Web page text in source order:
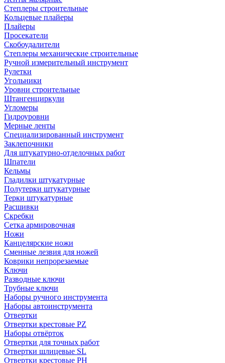
Степлеры строительные
Кольцевые плайеры
Плайеры
Просекатели
Скобоудалители
Степлеры механические строительные
Ручной измерительный инструмент
Рулетки
Угольники
Уровни строительные
Штангенциркули
Угломеры
Гидроуровни
Мерные ленты
Специализированный инструмент
Заклепочники
Для штукатурно-отделочных работ
Шпатели
Кельмы
Гладилки штукатурные
Полутерки штукатурные
Терки штукатурные
Расшивки
Скребки
Сетка армировочная
Ножи
Канцелярские ножи
Сменные лезвия для ножей
Коврики непрорезаемые
Ключи
Разводные ключи
Трубные ключи
Наборы ручного инструмента
Наборы автоинструмента
Отвертки
Отвертки крестовые PZ
Наборы отвёрток
Отвертки для точных работ
Отвертки шлицевые SL
Отвертки крестовые PH